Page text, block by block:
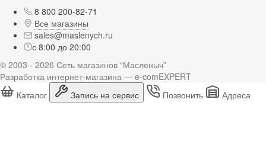
8 800 200-82-71
Все магазины
sales@maslenych.ru
с 8:00 до 20:00
© 2003 - 2026 Сеть магазинов “Масленыч”
Разработка интернет-магазина — e-comEXPERT
Каталог
Запись на сервис Позвонить Адреса